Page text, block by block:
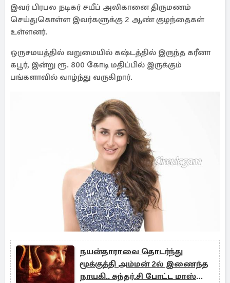
இவர் பிரபல நடிகர் சயீப் அலிகானை திருமணம்
செய்துகொள்ள இவர்களுக்கு 2 ஆண் குழந்தைகள்
உள்ளனர்.
ஒருசமயத்தில் வறுமையில் கஷ்டத்தில் இருந்த கரீனா
கபூர், இன்று ரூ. 800 கோடி மதிப்பில் இருக்கும்
பங்களாவில் வாழ்ந்து வருகிறார்.
நயன்தாராவை தொடர்ந்து
மூக்குத்தி அம்மன் 2ல் இணைந்த
நாயகி.. சுந்தர்.சி போட்ட மாஸ்